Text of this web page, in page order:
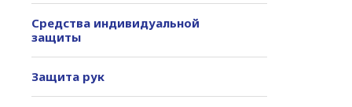
Средства индивидуальной
защиты
Защита рук